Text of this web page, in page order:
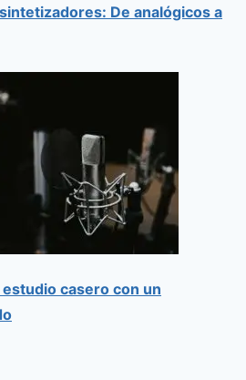
De analógicos a
casero con un